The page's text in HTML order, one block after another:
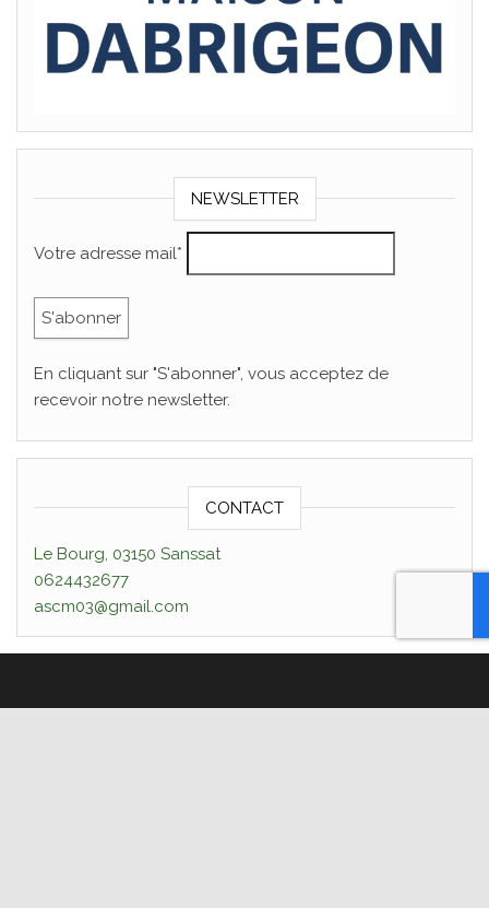
NEWSLETTER
Votre adresse mail*
En cliquant sur "S'abonner", vous acceptez de
recevoir notre newsletter.
CONTACT
Le Bourg, 03150 Sanssat
0624432677
ascm03@gmail.com